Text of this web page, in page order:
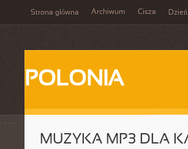
Strona główna Archiwum Cisza Dzień
POLONIA
MUZYKA MP3 DLA